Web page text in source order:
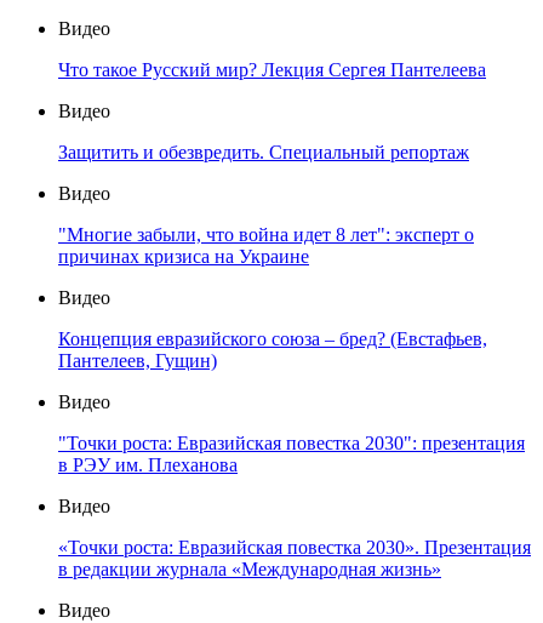
Видео
Что такое Русский мир? Лекция Сергея Пантелеева
Видео
Защитить и обезвредить. Специальный репортаж
Видео
"Многие забыли, что война идет 8 лет": эксперт о
причинах кризиса на Украине
Видео
Концепция евразийского союза – бред? (Евстафьев,
Пантелеев, Гущин)
Видео
"Точки роста: Евразийская повестка 2030": презентация
в РЭУ им. Плеханова
Видео
«Точки роста: Евразийская повестка 2030». Презентация
в редакции журнала «Международная жизнь»
Видео